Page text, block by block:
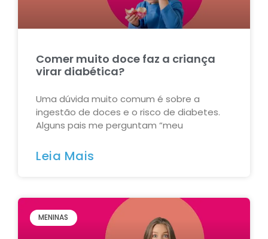
Comer muito doce faz a criança
virar diabética?
Uma dúvida muito comum é sobre a
ingestão de doces e o risco de diabetes.
Alguns pais me perguntam “meu
Leia Mais
MENINAS